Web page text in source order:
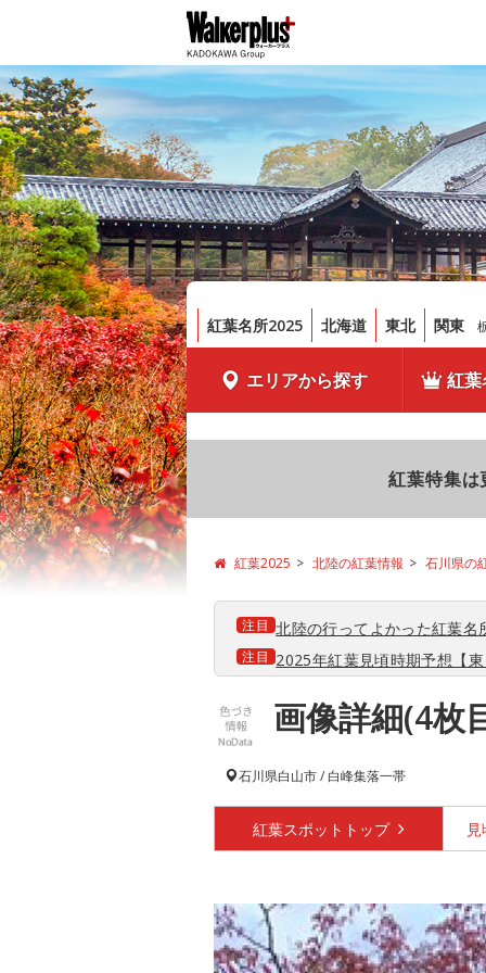
紅葉名所2025 北海道 東北 関東
エリアから探す 紅
紅葉特集
紅葉2025 北陸の紅葉情報 石川県の
注目 北陸の行ってよかった紅葉名
注目 2025年紅葉見頃時期予想【
画像詳細(4枚
石川県白山市 / 白峰集落一帯
紅葉スポット トップ